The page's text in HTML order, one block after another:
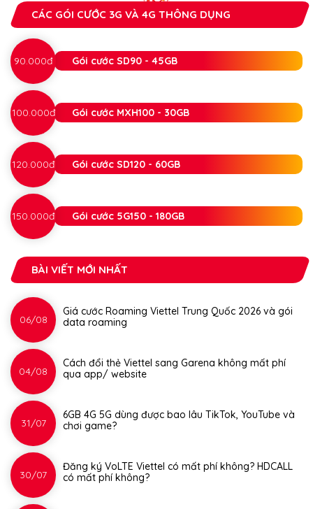
CÁC GÓI CƯỚC 3G VÀ 4G THÔNG DỤNG
90.000đ Gói cước SD90 - 45GB
100.000đ Gói cước MXH100 - 30GB
120.000đ Gói cước SD120 - 60GB
150.000đ Gói cước 5G150 - 180GB
BÀI VIẾT MỚI NHẤT
06/08
Giá cước Roaming Viettel Trung Quốc 2026 và gói
data roaming
04/08
Cách đổi thẻ Viettel sang Garena không mất phí
qua app/ website
31/07
6GB 4G 5G dùng được bao lâu TikTok, YouTube và
chơi game?
30/07
Đăng ký VoLTE Viettel có mất phí không? HDCALL
có mất phí không?